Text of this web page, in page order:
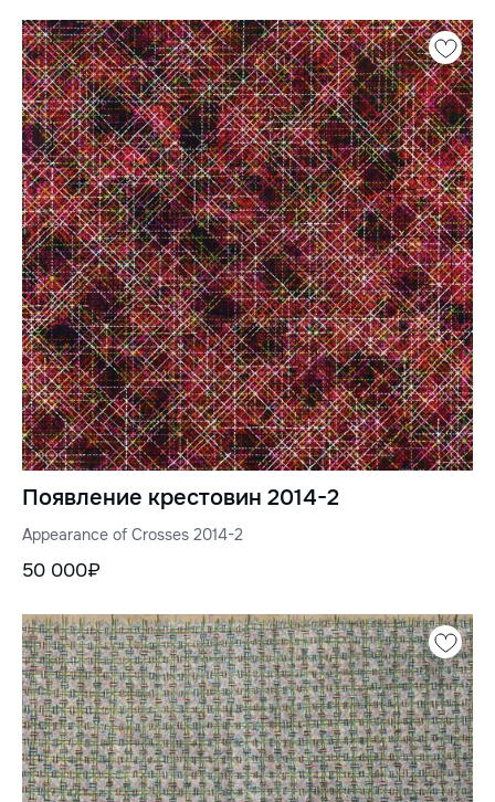
Появление крестовин 2014-2
Appearance of Crosses 2014-2
50 000₽